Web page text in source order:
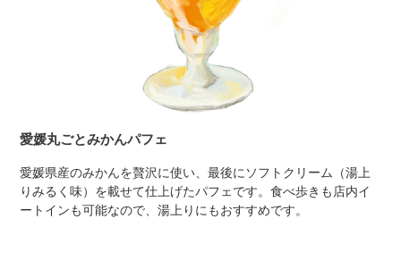
愛媛丸ごとみかんパフェ
愛媛県産のみかんを贅沢に使い、最後にソフトクリーム（湯上
りみるく味）を載せて仕上げたパフェです。食べ歩きも店内イ
ートインも可能なので、湯上りにもおすすめです。